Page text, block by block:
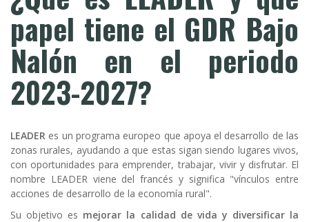
ayuda
a
la
navegación
papel tiene el GDR Bajo
Nalón en el periodo
2023-2027?
LEADER es un programa europeo que apoya el desarrollo de las
zonas rurales, ayudando a que estas sigan siendo lugares vivos,
con oportunidades para emprender, trabajar, vivir y disfrutar. El
nombre LEADER viene del francés y significa "vínculos entre
acciones de desarrollo de la economía rural".
Su objetivo es mejorar la calidad de vida y diversificar la